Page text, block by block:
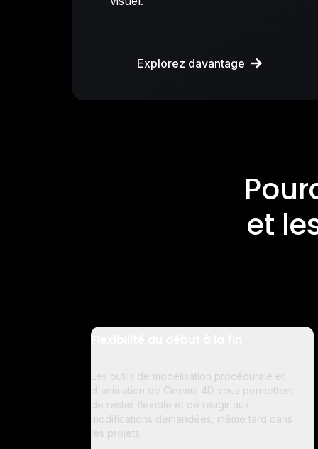
Explorez davantage
et
Les outils de modélisation procédurale et
d'animation de Cinema 4D vous permettent
de rester flexible et de réagir aux
modifications demandées, même tard dans
les projets.